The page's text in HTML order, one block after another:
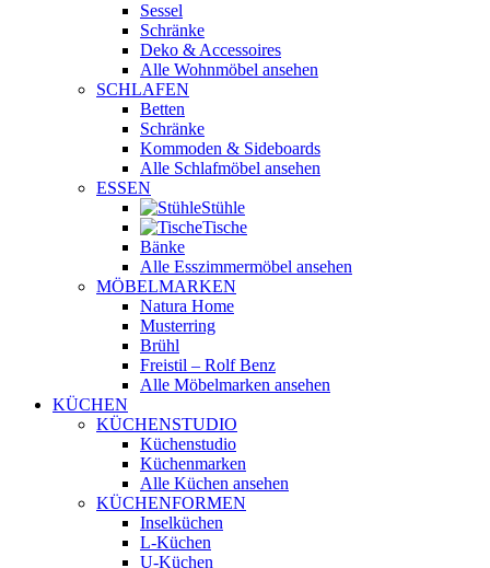
Sessel
Schränke
Deko & Accessoires
Alle Wohnmöbel ansehen
SCHLAFEN
Betten
Schränke
Kommoden & Sideboards
Alle Schlafmöbel ansehen
ESSEN
Stühle
Tische
Bänke
Alle Esszimmermöbel ansehen
MÖBELMARKEN
Natura Home
Musterring
Brühl
Freistil – Rolf Benz
Alle Möbelmarken ansehen
KÜCHEN
KÜCHENSTUDIO
Küchenstudio
Küchenmarken
Alle Küchen ansehen
KÜCHENFORMEN
Inselküchen
L-Küchen
U-Küchen